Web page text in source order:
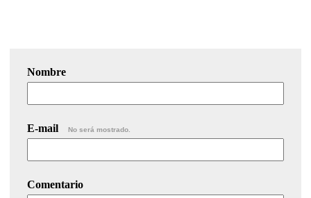
Nombre
E-mail No será mostrado.
Comentario